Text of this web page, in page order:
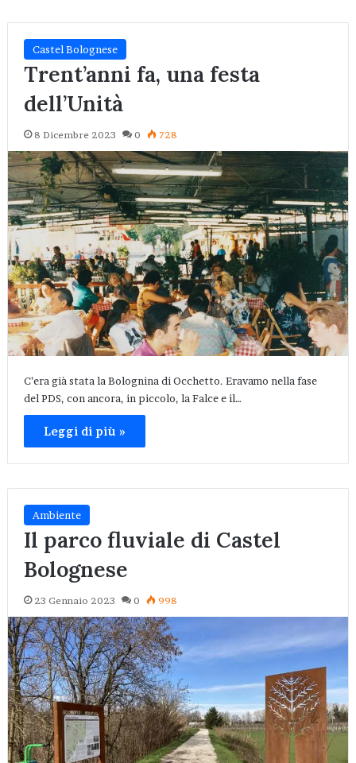
Castel Bolognese
Trent’anni fa, una festa
dell’Unità
8 Dicembre 2023 0 728
C’era già stata la Bolognina di Occhetto. Eravamo nella fase
del PDS, con ancora, in piccolo, la Falce e il…
Leggi di più »
Ambiente
Il parco fluviale di Castel
Bolognese
23 Gennaio 2023 0 998